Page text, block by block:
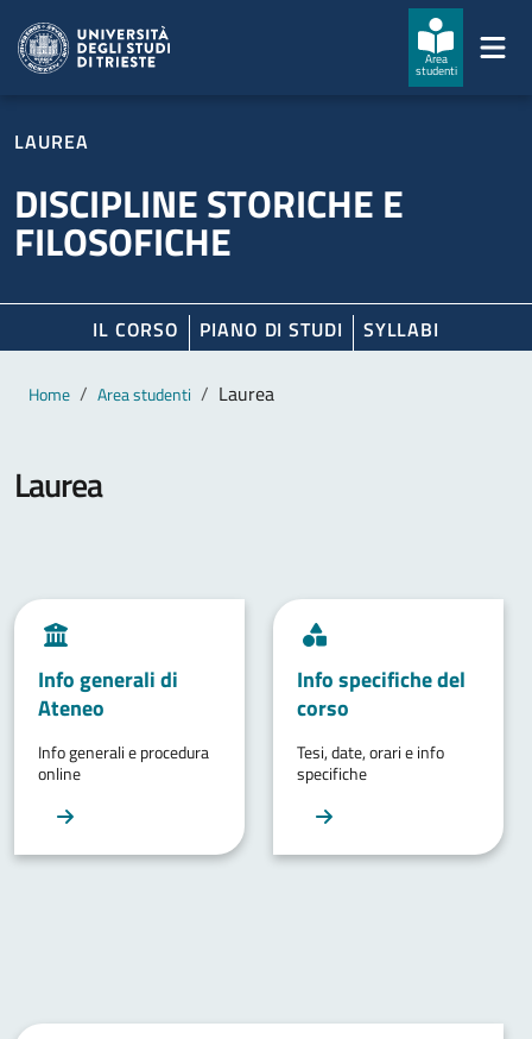
Area
studenti
LAUREA
DISCIPLINE STORICHE E
FILOSOFICHE
IL CORSO PIANO DI STUDI SYLLABI
Contenuto principale
Breadcrumb
Home Area studenti Laurea
Laurea
Info generali di
Ateneo
Info generali e procedura
online
Info specifiche del
corso
Tesi, date, orari e info
specifiche